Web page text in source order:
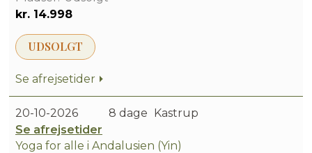
kr. 14.998
UDSOLGT
Se afrejsetider
20-10-2026
Se afrejsetider
8 dage Kastrup
Yoga for alle i Andalusien (Yin)